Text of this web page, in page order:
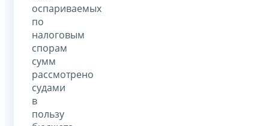
оспариваемых
по
налоговым
спорам
сумм
рассмотрено
судами
в
пользу